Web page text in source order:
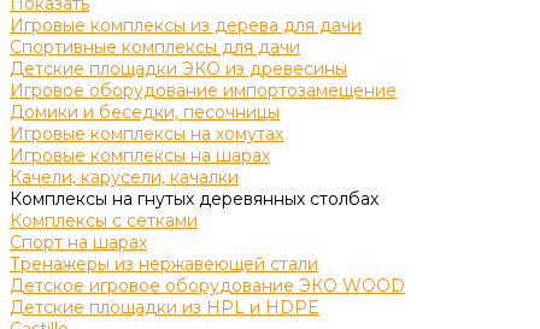
Игровые комплексы из дерева для дачи
Спортивные комплексы для дачи
Детские площадки ЭКО из древесины
Игровое оборудование импортозамещение
Домики и беседки, песочницы
Игровые комплексы на хомутах
Игровые комплексы на шарах
Качели, карусели, качалки
Комплексы на гнутых деревянных столбах
Комплексы с сетками
Спорт на шарах
Тренажеры из нержавеющей стали
Детское игровое оборудование ЭКО WOOD
Детские площадки из HPL и HDPE